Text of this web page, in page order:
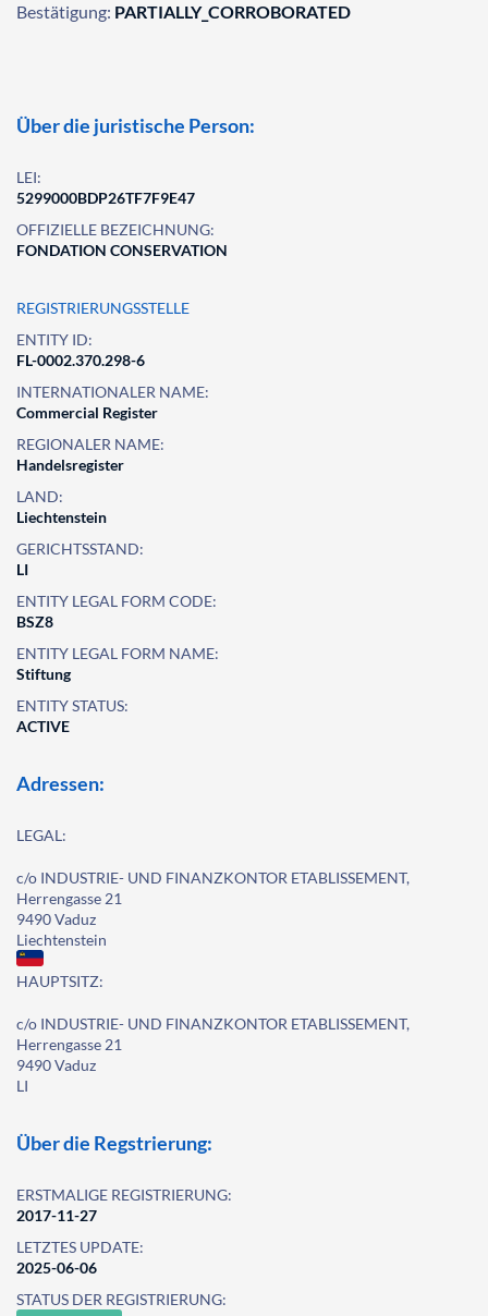
Bestätigung: PARTIALLY_CORROBORATED
Über die juristische Person:
LEI:
5299000BDP26TF7F9E47
OFFIZIELLE BEZEICHNUNG:
FONDATION CONSERVATION
REGISTRIERUNGSSTELLE
ENTITY ID:
FL-0002.370.298-6
INTERNATIONALER NAME:
Commercial Register
REGIONALER NAME:
Handelsregister
LAND:
Liechtenstein
GERICHTSSTAND:
LI
ENTITY LEGAL FORM CODE:
BSZ8
ENTITY LEGAL FORM NAME:
Stiftung
ENTITY STATUS:
ACTIVE
Adressen:
LEGAL:
c/o INDUSTRIE- UND FINANZKONTOR ETABLISSEMENT,
Herrengasse 21
9490 Vaduz
Liechtenstein
HAUPTSITZ:
c/o INDUSTRIE- UND FINANZKONTOR ETABLISSEMENT,
Herrengasse 21
9490 Vaduz
LI
Über die Regstrierung:
ERSTMALIGE REGISTRIERUNG:
2017-11-27
LETZTES UPDATE:
2025-06-06
STATUS DER REGISTRIERUNG: